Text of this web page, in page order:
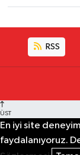
RSS
ÜST
En iyi site
faydalanıyoruz.